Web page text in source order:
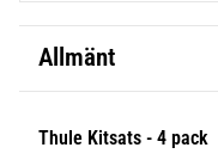
Allmänt
Thule Kitsats - 4 pack